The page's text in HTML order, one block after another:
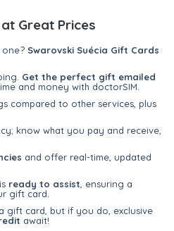
Great Prices
Swarovski Suécia Gift Cards
Get the perfect gift emailed
and money with doctorSIM.
compared to other services, plus
know what you pay and receive,
and offer real-time, updated
ready to assist , ensuring a
gift card.
gift card, but if you do, exclusive
await!